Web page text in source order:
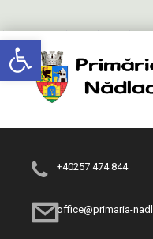
Deschide bara de unelte
+40257 474 844
office@primaria-